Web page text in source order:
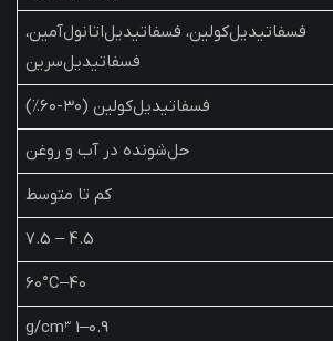
فسفاتیدیل‌کولین، فسفاتیدیل‌اتانول‌آمین،
فسفاتیدیل‌سرین
فسفاتیدیل‌کولین (۳۰-۶۰٪)
حل‌شونده در آب و روغن
کم تا متوسط
4.5 – 7.5
40–60°C
0.9–1 g/cm³